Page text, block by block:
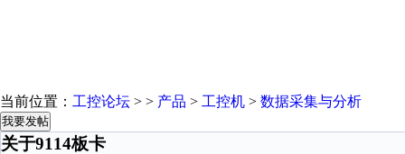
当前位置： 工控论坛 > > 产品 > 工控机 > 数据采集与分析
我要发帖
关于9114板卡